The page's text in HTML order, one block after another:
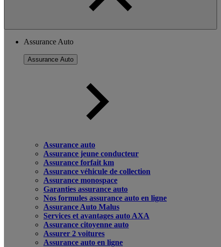
Assurance Auto
Assurance Auto
Assurance auto
Assurance jeune conducteur
Assurance forfait km
Assurance véhicule de collection
Assurance monospace
Garanties assurance auto
Nos formules assurance auto en ligne
Assurance Auto Malus
Services et avantages auto AXA
Assurance citoyenne auto
Assurer 2 voitures
Assurance auto en ligne